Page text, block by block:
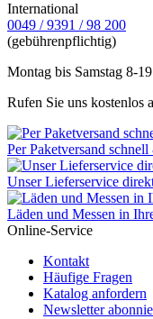
International
0049 / 9391 / 98 200
(gebührenpflichtig)
Montag bis Samstag 8-
Rufen Sie uns kostenlos
Per Paketversand
Unser Lieferservice
Läden und Messen in
Online-Service
Kontakt
Häufige Fragen
Katalog anfordern
Newsletter